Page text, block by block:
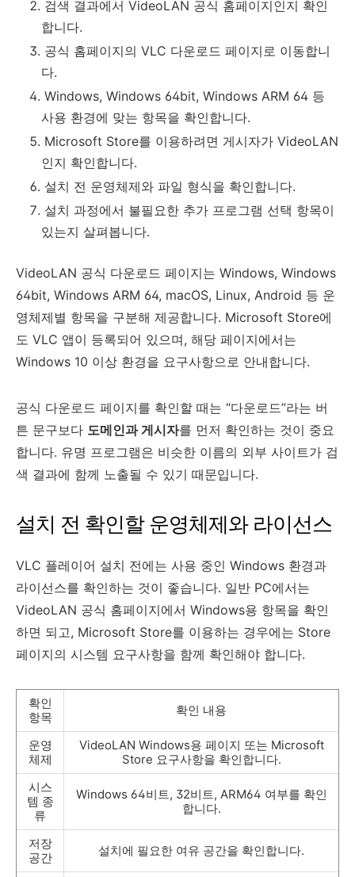
검색 결과에서 VideoLAN 공식 홈페이지인지 확인
합니다.
공식 홈페이지의 VLC 다운로드 페이지로 이동합니
다.
Windows, Windows 64bit, Windows ARM 64 등
사용 환경에 맞는 항목을 확인합니다.
Microsoft Store를 이용하려면 게시자가 VideoLAN
인지 확인합니다.
설치 전 운영체제와 파일 형식을 확인합니다.
설치 과정에서 불필요한 추가 프로그램 선택 항목이
있는지 살펴봅니다.
VideoLAN 공식 다운로드 페이지는 Windows, Windows
64bit, Windows ARM 64, macOS, Linux, Android 등 운
영체제별 항목을 구분해 제공합니다. Microsoft Store에
도 VLC 앱이 등록되어 있으며, 해당 페이지에서는
Windows 10 이상 환경을 요구사항으로 안내합니다.
공식 다운로드 페이지를 확인할 때는 “다운로드”라는 버
튼 문구보다 도메인과 게시자를 먼저 확인하는 것이 중요
합니다. 유명 프로그램은 비슷한 이름의 외부 사이트가 검
색 결과에 함께 노출될 수 있기 때문입니다.
설치 전 확인할 운영체제와 라이선스
VLC 플레이어 설치 전에는 사용 중인 Windows 환경과
라이선스를 확인하는 것이 좋습니다. 일반 PC에서는
VideoLAN 공식 홈페이지에서 Windows용 항목을 확인
하면 되고, Microsoft Store를 이용하는 경우에는 Store
페이지의 시스템 요구사항을 함께 확인해야 합니다.
확인
항목
확인 내용
운영
체제
VideoLAN Windows용 페이지 또는 Microsoft
Store 요구사항을 확인합니다.
시스
템 종
류
Windows 64비트, 32비트, ARM64 여부를 확인
합니다.
저장
공간
설치에 필요한 여유 공간을 확인합니다.